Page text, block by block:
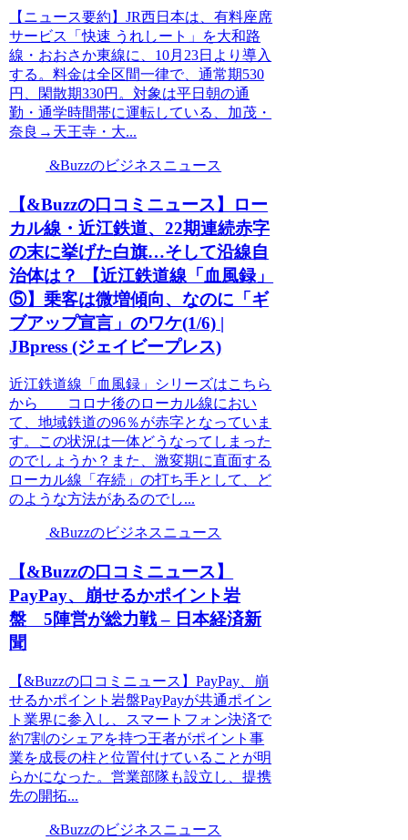
【ニュース要約】JR西日本は、有料座席
サービス「快速 うれしート」を大和路
線・おおさか東線に、10月23日より導入
する。料金は全区間一律で、通常期530
円、閑散期330円。対象は平日朝の通
勤・通学時間帯に運転している、加茂・
奈良→天王寺・大...
&Buzzのビジネスニュース
【&Buzzの口コミニュース】ロー
カル線・近江鉄道、22期連続赤字
の末に挙げた白旗…そして沿線自
治体は？ 【近江鉄道線「血風録」
⑤】乗客は微増傾向、なのに「ギ
ブアップ宣言」のワケ(1/6) |
JBpress (ジェイビープレス)
近江鉄道線「血風録」シリーズはこちら
から コロナ後のローカル線におい
て、地域鉄道の96％が赤字となっていま
す。この状況は一体どうなってしまった
のでしょうか？また、激変期に直面する
ローカル線「存続」の打ち手として、ど
のような方法があるのでし...
&Buzzのビジネスニュース
【&Buzzの口コミニュース】
PayPay、崩せるかポイント岩
盤 5陣営が総力戦 – 日本経済新
聞
【&Buzzの口コミニュース】PayPay、崩
せるかポイント岩盤PayPayが共通ポイン
ト業界に参入し、スマートフォン決済で
約7割のシェアを持つ王者がポイント事
業を成長の柱と位置付けていることが明
らかになった。営業部隊も設立し、提携
先の開拓...
&Buzzのビジネスニュース